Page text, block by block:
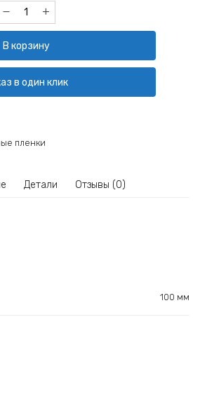
Количество
самоклеящаяся
В корзину
в один клик
пленки
Детали Отзывы (0)
100 мм